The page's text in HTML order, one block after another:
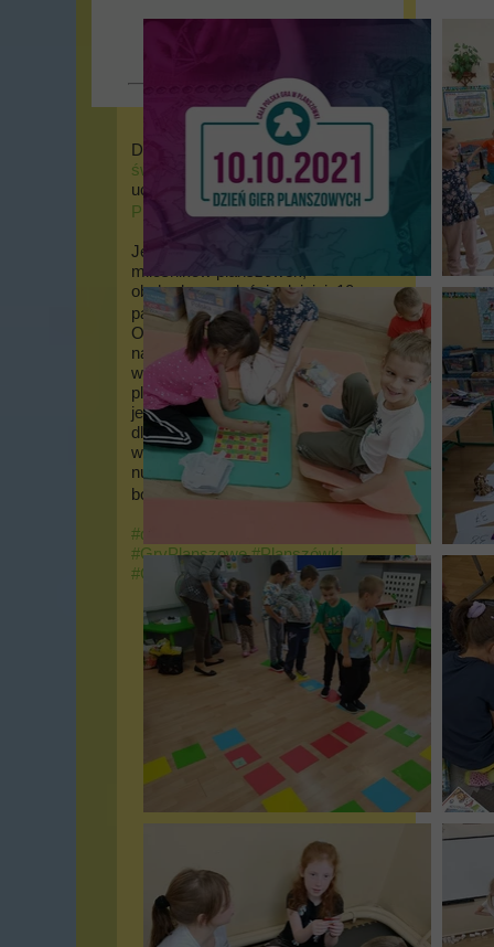
Dziś
Szkoła Podstawowa im.
św. Jana Pawła II w Miodnicy
uczestniczyła wDzień Gier
Planszowych!
Jest to coroczne święto
miłośników planszówek,
obchodzone właśnie dzisiaj: 10
października.
Od dzieci z
Oddziału Przedszkolnego po
najstarszych uczniów -
wszyscy grali dziś w gry, gry
planszowe! W naszej szkole
jest dostatek planszówek,
dlatego uczniowie wraz z
wychowawcami nie mogli się
nudzić, co ilustruje załączona,
bogata relacja zdjęciowa.
#dzieńgierplanszowych2023
#GryPlanszowe #Planszówki
#GranieNaLekcji